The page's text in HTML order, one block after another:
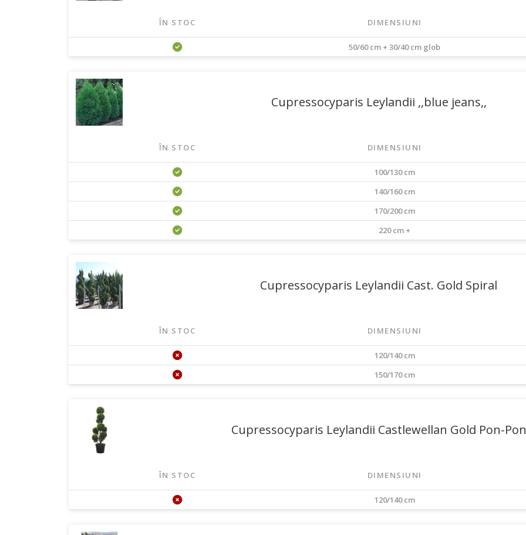
ÎN STOC DIMENSIUNI
50/60 cm + 30/40 cm glob
Cupressocyparis Leylandii ,,blue jeans,,
ÎN STOC DIMENSIUNI
100/130 cm
140/160 cm
170/200 cm
220 cm +
Cupressocyparis Leylandii Cast. Gold Spiral
ÎN STOC DIMENSIUNI
120/140 cm
150/170 cm
Cupressocyparis Leylandii Castlewellan Gold Pon-Pon
ÎN STOC DIMENSIUNI
120/140 cm